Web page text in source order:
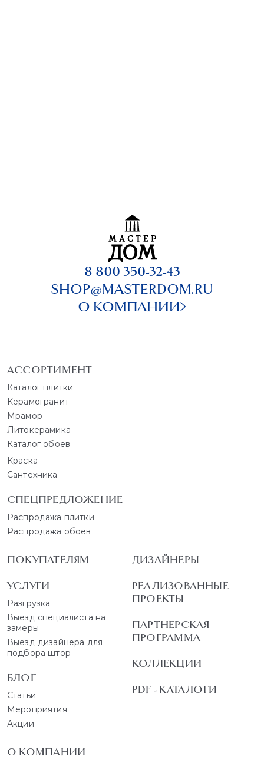
8 800 350-32-43
SHOP@MASTERDOM.RU
О КОМПАНИИ
АССОРТИМЕНТ
Каталог плитки
Керамогранит
Мрамор
Литокерамика
Каталог обоев
Краска
Сантехника
СПЕЦПРЕДЛОЖЕНИЕ
Распродажа плитки
Распродажа обоев
ПОКУПАТЕЛЯМ
УСЛУГИ
Разгрузка
Выезд специалиста на
замеры
Выезд дизайнера для
подбора штор
БЛОГ
Статьи
Мероприятия
Акции
ДИЗАЙНЕРЫ
РЕАЛИЗОВАННЫЕ
ПРОЕКТЫ
ПАРТНЕРСКАЯ
ПРОГРАММА
КОЛЛЕКЦИИ
PDF - КАТАЛОГИ
О КОМПАНИИ